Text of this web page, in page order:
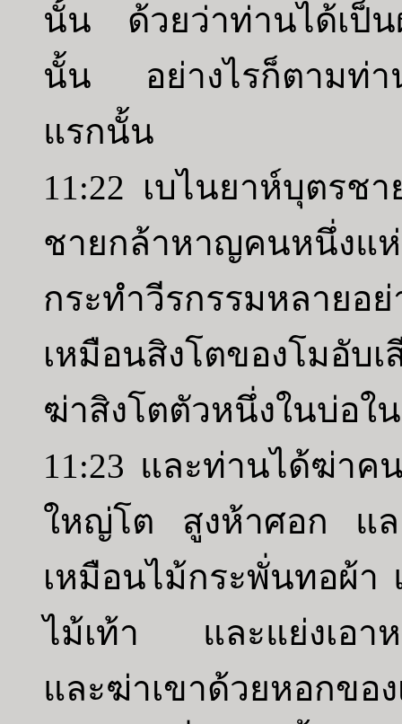
นั้น ด้วยว่าท่านได้เป็
นั้น อย่างไรก็ตามท่า
แรกนั้น
11:22 เบไนยาห์บุตรช
ชายกล้าหาญคนหนึ่ง
กระทำวีรกรรมหลา
เหมือนสิงโตของโมอั
ฆ่าสิงโตตัวหนึ่งในบ่อ
11:23 และท่านได้ฆ่าค
ใหญ่โต สูงห้าศอก แล
เหมือนไม้กระพั่นทอผ้า
ไม้เท้า และแย่งเอา
และฆ่าเขาด้วยหอกของ